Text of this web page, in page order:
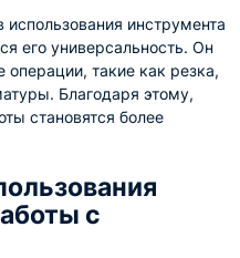
инструмента
его универсальность. Он
операции, такие как резка,
Благодаря этому,
становятся более
с